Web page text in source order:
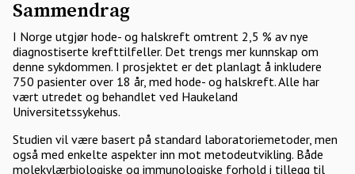
Sammendrag
I Norge utgjør hode- og halskreft omtrent 2,5 % av nye
diagnostiserte krefttilfeller. Det trengs mer kunnskap om
denne sykdommen. I prosjektet er det planlagt å inkludere
750 pasienter over 18 år, med hode- og halskreft. Alle har
vært utredet og behandlet ved Haukeland
Universitetssykehus.
Studien vil være basert på standard laboratoriemetoder, men
også med enkelte aspekter inn mot metodeutvikling. Både
molekylærbiologiske og immunologiske forhold i tillegg til